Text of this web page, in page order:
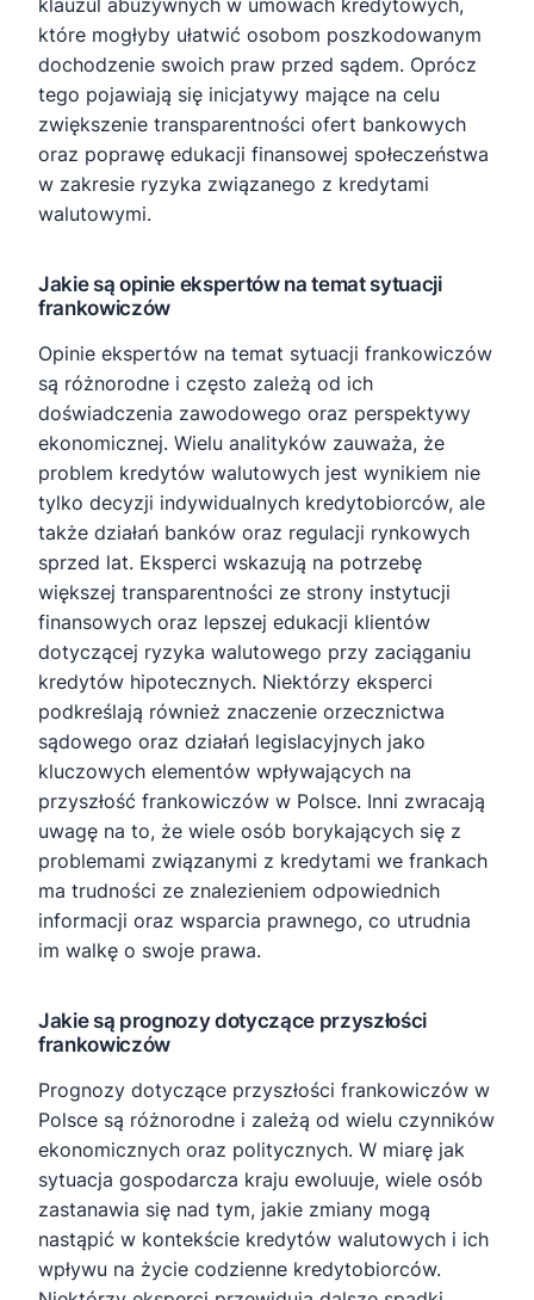
klauzul abuzywnych w umowach kredytowych,
które mogłyby ułatwić osobom poszkodowanym
dochodzenie swoich praw przed sądem. Oprócz
tego pojawiają się inicjatywy mające na celu
zwiększenie transparentności ofert bankowych
oraz poprawę edukacji finansowej społeczeństwa
w zakresie ryzyka związanego z kredytami
walutowymi.
Jakie są opinie ekspertów na temat sytuacji
frankowiczów
Opinie ekspertów na temat sytuacji frankowiczów
są różnorodne i często zależą od ich
doświadczenia zawodowego oraz perspektywy
ekonomicznej. Wielu analityków zauważa, że
problem kredytów walutowych jest wynikiem nie
tylko decyzji indywidualnych kredytobiorców, ale
także działań banków oraz regulacji rynkowych
sprzed lat. Eksperci wskazują na potrzebę
większej transparentności ze strony instytucji
finansowych oraz lepszej edukacji klientów
dotyczącej ryzyka walutowego przy zaciąganiu
kredytów hipotecznych. Niektórzy eksperci
podkreślają również znaczenie orzecznictwa
sądowego oraz działań legislacyjnych jako
kluczowych elementów wpływających na
przyszłość frankowiczów w Polsce. Inni zwracają
uwagę na to, że wiele osób borykających się z
problemami związanymi z kredytami we frankach
ma trudności ze znalezieniem odpowiednich
informacji oraz wsparcia prawnego, co utrudnia
im walkę o swoje prawa.
Jakie są prognozy dotyczące przyszłości
frankowiczów
Prognozy dotyczące przyszłości frankowiczów w
Polsce są różnorodne i zależą od wielu czynników
ekonomicznych oraz politycznych. W miarę jak
sytuacja gospodarcza kraju ewoluuje, wiele osób
zastanawia się nad tym, jakie zmiany mogą
nastąpić w kontekście kredytów walutowych i ich
wpływu na życie codzienne kredytobiorców.